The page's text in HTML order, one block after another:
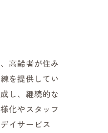
高齢者が住み
を提供してい
し、継続的な
化やスタッフ
イサービス